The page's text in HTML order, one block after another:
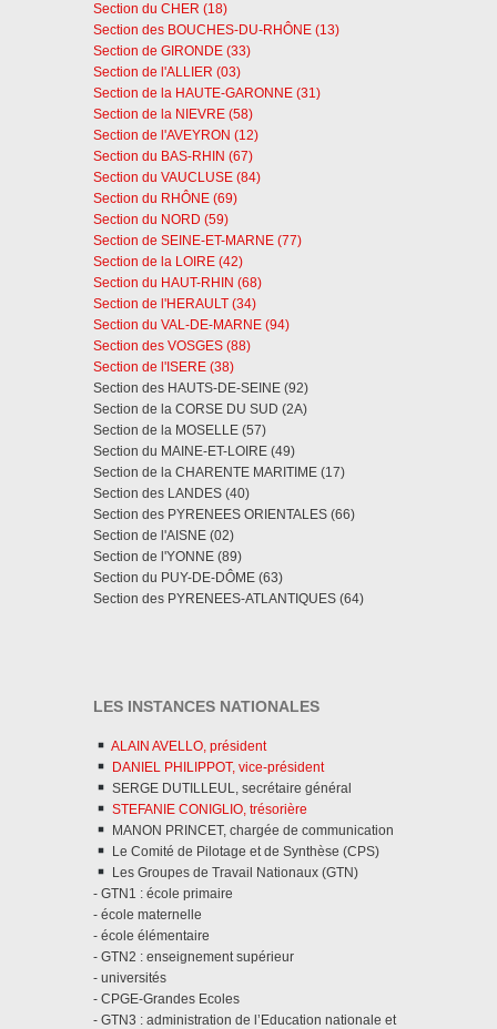
Section du CHER (18)
Section des BOUCHES-DU-RHÔNE (13)
Section de GIRONDE (33)
Section de l'ALLIER (03)
Section de la HAUTE-GARONNE (31)
Section de la NIEVRE (58)
Section de l'AVEYRON (12)
Section du BAS-RHIN (67)
Section du VAUCLUSE (84)
Section du RHÔNE (69)
Section du NORD (59)
Section de SEINE-ET-MARNE (77)
Section de la LOIRE (42)
Section du HAUT-RHIN (68)
Section de l'HERAULT (34)
Section du VAL-DE-MARNE (94)
Section des VOSGES (88)
Section de l'ISERE (38)
Section des HAUTS-DE-SEINE (92)
Section de la CORSE DU SUD (2A)
Section de la MOSELLE (57)
Section du MAINE-ET-LOIRE (49)
Section de la CHARENTE MARITIME (17)
Section des LANDES (40)
Section des PYRENEES ORIENTALES (66)
Section de l'AISNE (02)
Section de l'YONNE (89)
Section du PUY-DE-DÔME (63)
Section des PYRENEES-ATLANTIQUES (64)
LES INSTANCES NATIONALES
ALAIN AVELLO, président
DANIEL PHILIPPOT, vice-président
SERGE DUTILLEUL, secrétaire général
STEFANIE CONIGLIO, trésorière
MANON PRINCET, chargée de communication
Le Comité de Pilotage et de Synthèse (CPS)
Les Groupes de Travail Nationaux (GTN)
- GTN1 : école primaire
- école maternelle
- école élémentaire
- GTN2 : enseignement supérieur
- universités
- CPGE-Grandes Ecoles
- GTN3 : administration de l’Education nationale et